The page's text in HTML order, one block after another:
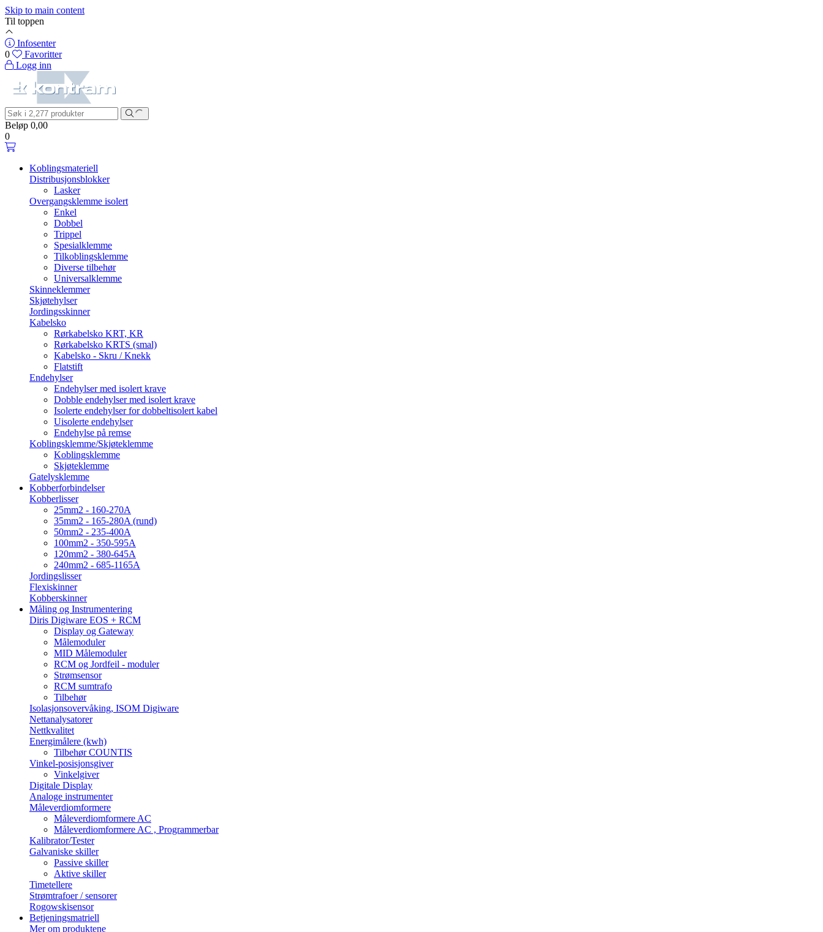
Skip to main content
Til toppen
Infosenter
0
Favoritter
Logg inn
Beløp 0,00
0
Koblingsmateriell
Distribusjonsblokker
Lasker
Overgangsklemme isolert
Enkel
Dobbel
Trippel
Spesialklemme
Tilkoblingsklemme
Diverse tilbehør
Universalklemme
Skinneklemmer
Skjøtehylser
Jordingsskinner
Kabelsko
Rørkabelsko KRT, KR
Rørkabelsko KRTS (smal)
Kabelsko - Skru / Knekk
Flatstift
Endehylser
Endehylser med isolert krave
Dobble endehylser med isolert krave
Isolerte endehylser for dobbeltisolert kabel
Uisolerte endehylser
Endehylse på remse
Koblingsklemme/Skjøteklemme
Koblingsklemme
Skjøteklemme
Gatelysklemme
Kobberforbindelser
Kobberlisser
25mm2 - 160-270A
35mm2 - 165-280A (rund)
50mm2 - 235-400A
100mm2 - 350-595A
120mm2 - 380-645A
240mm2 - 685-1165A
Jordingslisser
Flexiskinner
Kobberskinner
Måling og Instrumentering
Diris Digiware EOS + RCM
Display og Gateway
Målemoduler
MID Målemoduler
RCM og Jordfeil - moduler
Strømsensor
RCM sumtrafo
Tilbehør
Isolasjonsovervåking, ISOM Digiware
Nettanalysatorer
Nettkvalitet
Energimålere (kwh)
Tilbehør COUNTIS
Vinkel-posisjonsgiver
Vinkelgiver
Digitale Display
Analoge instrumenter
Måleverdiomformere
Måleverdiomformere AC
Måleverdiomformere AC , Programmerbar
Kalibrator/Tester
Galvaniske skiller
Passive skiller
Aktive skiller
Timetellere
Strømtrafoer / sensorer
Rogowskisensor
Betjeningsmatriell
Mer om produktene